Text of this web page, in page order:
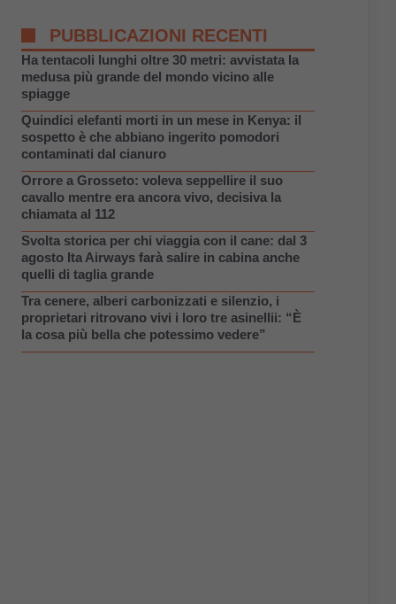
PUBBLICAZIONI RECENTI
Ha tentacoli lunghi oltre 30 metri: avvistata la
medusa più grande del mondo vicino alle
spiagge
Quindici elefanti morti in un mese in Kenya: il
sospetto è che abbiano ingerito pomodori
contaminati dal cianuro
Orrore a Grosseto: voleva seppellire il suo
cavallo mentre era ancora vivo, decisiva la
chiamata al 112
Svolta storica per chi viaggia con il cane: dal 3
agosto Ita Airways farà salire in cabina anche
quelli di taglia grande
Tra cenere, alberi carbonizzati e silenzio, i
proprietari ritrovano vivi i loro tre asinellii: “È
la cosa più bella che potessimo vedere”